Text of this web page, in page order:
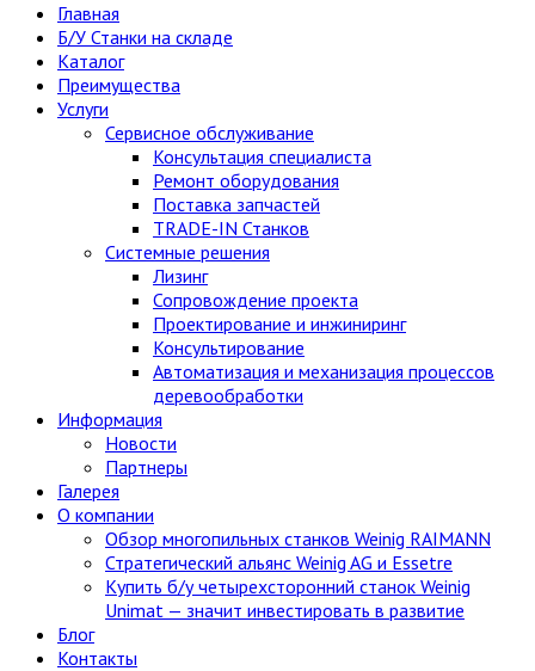
Главная
Б/У Станки на складе
Каталог
Преимущества
Услуги
Сервисное обслуживание
Консультация специалиста
Ремонт оборудования
Поставка запчастей
TRADE-IN Станков
Системные решения
Лизинг
Сопровождение проекта
Проектирование и инжиниринг
Консультирование
Автоматизация и механизация процессов
деревообработки
Информация
Новости
Партнеры
Галерея
О компании
Обзор многопильных станков Weinig RAIMANN
Стратегический альянс Weinig AG и Essetre
Купить б/у четырехсторонний станок Weinig
Unimat — значит инвестировать в развитие
Блог
Контакты